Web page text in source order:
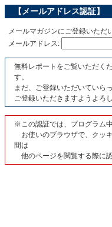
【メールアドレス認証】
メールマガジンにご登録いただ
メールアドレス:
無料レポートをご覧いただく
す。
まだ、ご登録いただいていら
ご登録いただきますようよろ
※この認証では、プログラム
お使いのブラウザで、クッ
間は
他のページを閲覧する際に